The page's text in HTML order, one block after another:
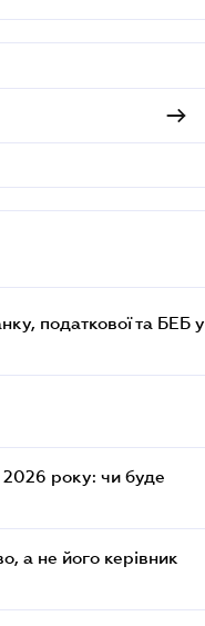
податкової та БЕБ у
2026 року: чи буде
а не його керівник